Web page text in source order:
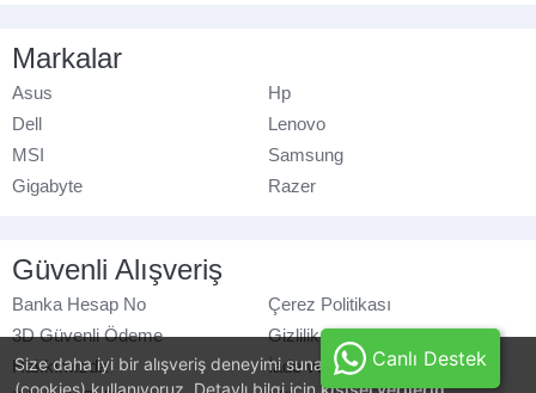
Size daha iyi bir alışveriş deneyimi sunabilmek için, çerezler
(cookies) kullanıyoruz. Detaylı bilgi için kişisel verilerin
Markalar
Asus
Hp
Dell
Lenovo
MSI
Samsung
Gigabyte
Razer
Güvenli Alışveriş
Banka Hesap No
Çerez Politikası
3D Güvenli Ödeme
Gizlilik Politikası
Hakkımızda
İade ve DeğişimCanlı Destek